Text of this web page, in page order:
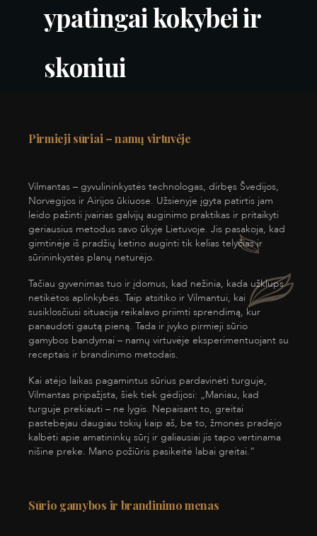
ypatingai kokybei ir
skoniui
Pirmieji sūriai – namų virtuvėje
Vilmantas – gyvulininkystės technologas, dirbęs Švedijos,
Norvegijos ir Airijos ūkiuose. Užsienyje įgyta patirtis jam
leido pažinti įvairias galvijų auginimo praktikas ir pritaikyti
geriausius metodus savo ūkyje Lietuvoje. Jis pasakoja, kad
gimtinėje iš pradžių ketino auginti tik kelias telyčias ir
sūrininkystės planų neturėjo.
Tačiau gyvenimas tuo ir įdomus, kad nežinia, kada užklups
netikėtos aplinkybės. Taip atsitiko ir Vilmantui, kai
susiklosčiusi situacija reikalavo priimti sprendimą, kur
panaudoti gautą pieną. Tada ir įvyko pirmieji sūrio
gamybos bandymai – namų virtuvėje eksperimentuojant su
receptais ir brandinimo metodais.
Kai atėjo laikas pagamintus sūrius pardavinėti turguje,
Vilmantas pripažįsta, šiek tiek gėdijosi: „Maniau, kad
turguje prekiauti – ne lygis. Nepaisant to, greitai
pastebėjau daugiau tokių kaip aš, be to, žmonės pradėjo
kalbėti apie amatininkų sūrį ir galiausiai jis tapo vertinama
nišine preke. Mano požiūris pasikeitė labai greitai.“
Sūrio gamybos ir brandinimo menas